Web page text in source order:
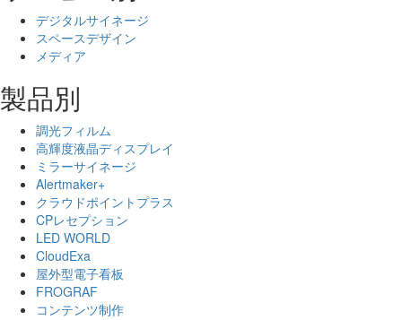
デジタルサイネージ
スペースデザイン
メディア
製品別
調光フィルム
高輝度液晶ディスプレイ
ミラーサイネージ
Alertmaker+
クラウドポイントプラス
CPレセプション
LED WORLD
CloudExa
屋外型電子看板
FROGRAF
コンテンツ制作